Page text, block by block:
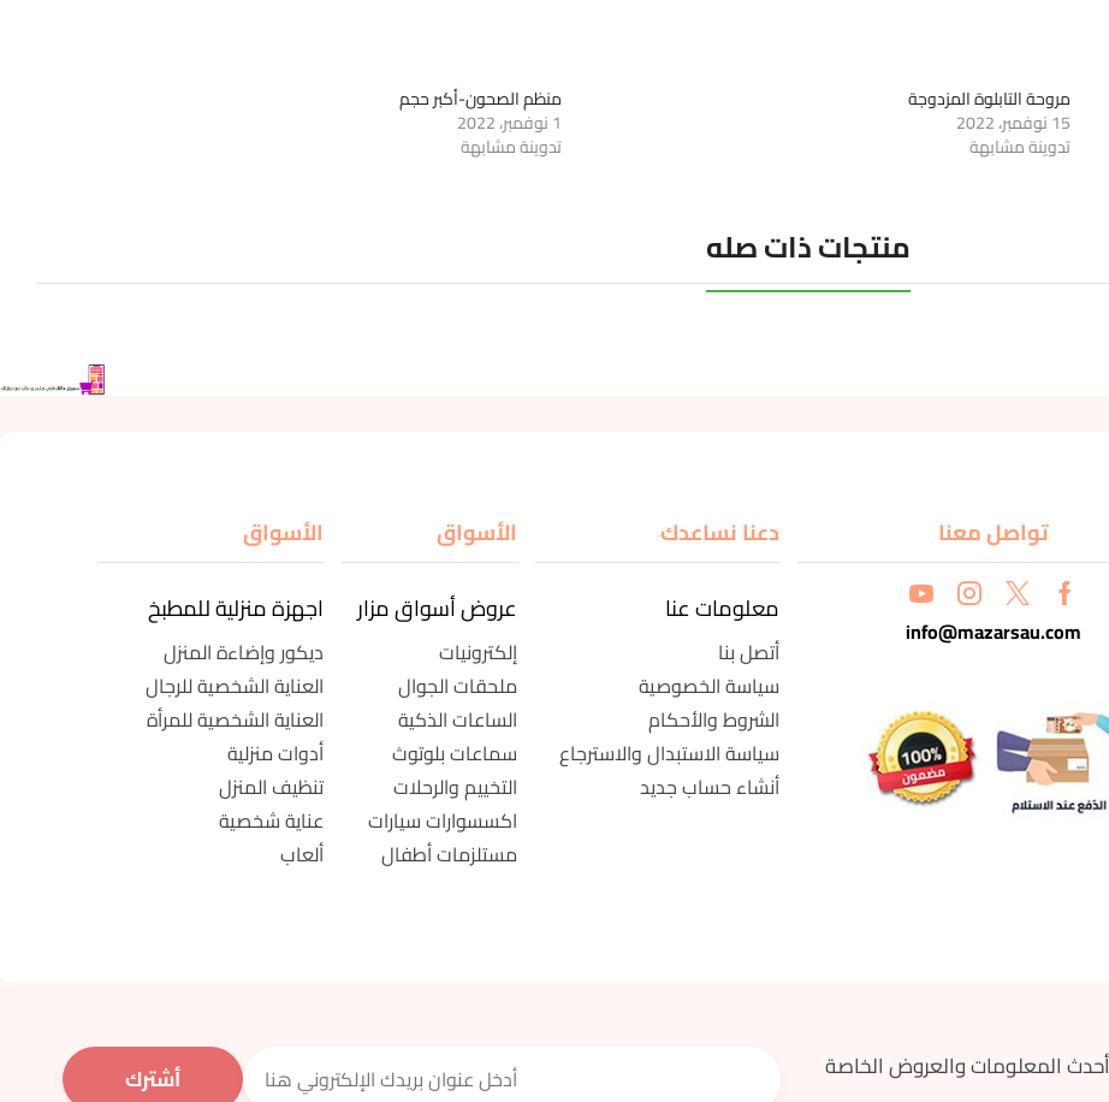
مروحة التابلوة المزدوجة
15 نوفمبر، 2022
تدوينة مشابهة
منظم الصحون-أكبر حجم
1 نوفمبر، 2022
تدوينة مشابهة
منتجات ذات صله
تواصل معنا
info@mazarsau.com
دعنا نساعدك
معلومات عنا
أتصل بنا
سياسة الخصوصية
الشروط والأحكام
سياسة الاستبدال والاسترجاع
أنشاء حساب جديد
الأسواق
عروض أسواق مزار
إلكترونيات
ملحقات الجوال
الساعات الذكية
سماعات بلوتوث
التخييم والرحلات
اكسسوارات سيارات
مستلزمات أطفال
الأسواق
اجهزة منزلية للمطبخ
ديكور وإضاءة المنزل
العناية الشخصية للرجال
العناية الشخصية للمرأة
أدوات منزلية
تنظيف المنزل
عناية شخصية
ألعاب
المعلومات والعروض الخاصة